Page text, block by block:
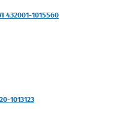
432001-1015560
1013123